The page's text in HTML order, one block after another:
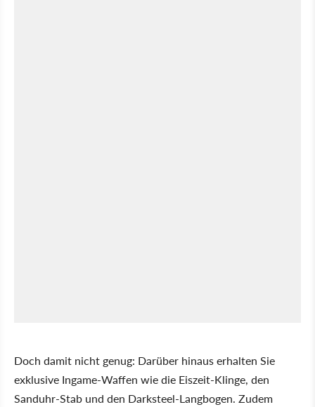
Doch damit nicht genug: Darüber hinaus erhalten Sie
exklusive Ingame-Waffen wie die Eiszeit-Klinge, den
Sanduhr-Stab und den Darksteel-Langbogen. Zudem